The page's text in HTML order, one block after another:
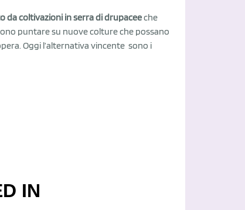
coltivazioni in serra di drupaceeche
puntare su nuove colture che possano
Oggi l’alternativa vincente sono i
IN